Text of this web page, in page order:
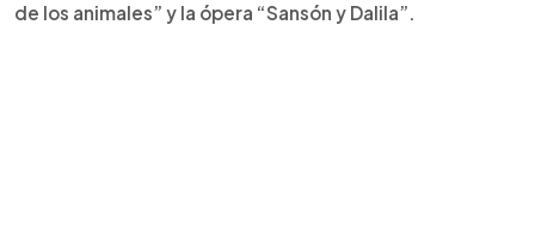
de los animales” y la ópera “Sansón y Dalila”.